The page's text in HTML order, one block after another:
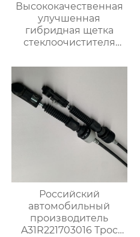
Высококачественная
улучшенная
гибридная щетка
стеклоочистителя
стеклоочиститель
Российский
автомобильный
производитель
A31R221703016 Трос